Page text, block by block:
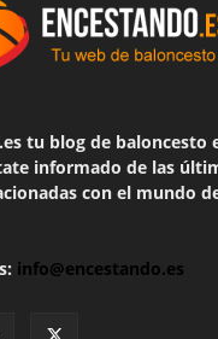
tu blog de baloncesto
informado de las
con el mundo
info@encestando.es